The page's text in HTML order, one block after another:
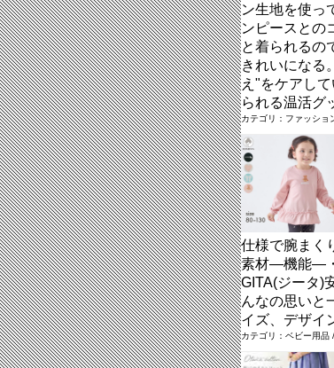
ン生地を使っ
ンピースとの
と着られるの
きれいになる
え"をケアし
られる温活グ
カテゴリ：ファッショ
仕様で腕まく
素材―機能―・
GITA(ジータ)
んなの思いと
イズ、デザイ
カテゴリ：ベビー用品